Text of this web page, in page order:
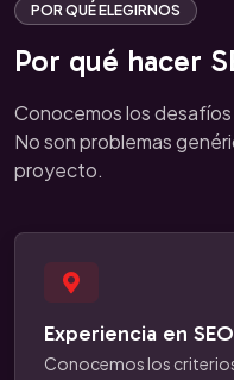
POR QUÉ ELEGIRNOS
Por qué hacer
Conocemos los
No son problemas
proyecto.
Experiencia en
Conocemos los